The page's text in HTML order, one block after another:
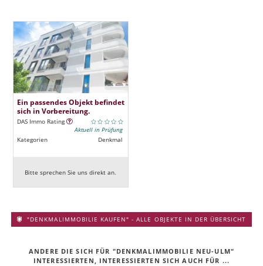
Ein passendes Objekt befindet
sich in Vorbereitung.
DAS Immo Rating
Aktuell in Prüfung
Kategorien
Denkmal
Bitte sprechen Sie uns direkt an.
"DENKMALIMMOBILIE KAUFEN" - ALLE OBJEKTE IN DER ÜBERSICHT
ANDERE DIE SICH FÜR "DENKMALIMMOBILIE NEU-ULM"
INTERESSIERTEN, INTERESSIERTEN SICH AUCH FÜR ...